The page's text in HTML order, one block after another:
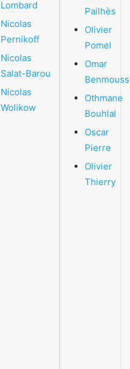
Lombard
Nicolas
Pernikoff
Nicolas
Salat-Barou
Nicolas
Wolikow
Pailhès
Olivier
Pomel
Omar
Othmane
Bouhlal
Oscar
Pierre
Olivier
Thierry